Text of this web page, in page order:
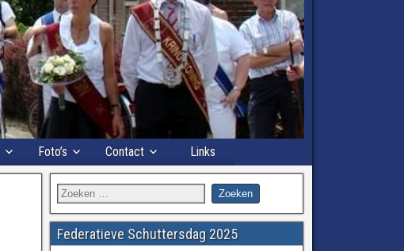
Foto’s Contact Links
Federatieve Schuttersdag 2025